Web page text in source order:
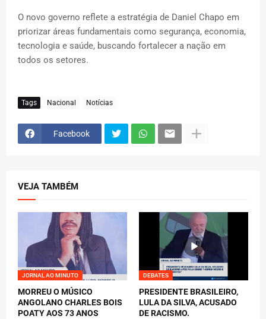
O novo governo reflete a estratégia de Daniel Chapo em
priorizar áreas fundamentais como segurança, economia,
tecnologia e saúde, buscando fortalecer a nação em
todos os setores.
Tags Nacional Notícias
Facebook
VEJA TAMBÉM
JORNAL AO MINUTO
MORREU O MÚSICO
ANGOLANO CHARLES BOIS
POATY AOS 73 ANOS
DEBATES
PRESIDENTE BRASILEIRO,
LULA DA SILVA, ACUSADO
DE RACISMO.